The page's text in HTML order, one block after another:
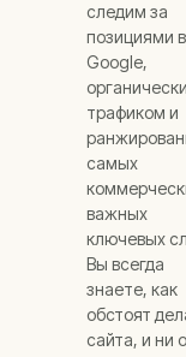
следим за
позициями в
Google,
трафиком и
самых
важных
ключевых
Вы всегда
знаете, как
обстоят
сайта, и ни